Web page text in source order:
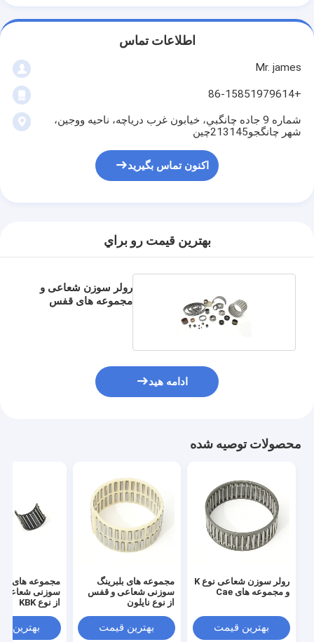
اطلاعات تماس
Mr. james
+86-15851979614
شماره 9 جاده چانگبي، خيابون غرب درياچه، ناحيه ووجين،
شهر چانگجو213145چین
اکنون تماس بگیرید
بهترين قيمت رو براي
رولر سوزن شعاعی و
مجموعه های قفس
ادامه هید
محصولات توصیه شده
رولر سوزن شعاعی نوع K
و مجموعه های Cae
بهترین قیمت
مجموعه های بلبرینگ
سوزنی شعاعی و قفس
از نوع نایلون
بهترین قیمت
مجموعه های
سوزنی
از نوع KBK
بهترین